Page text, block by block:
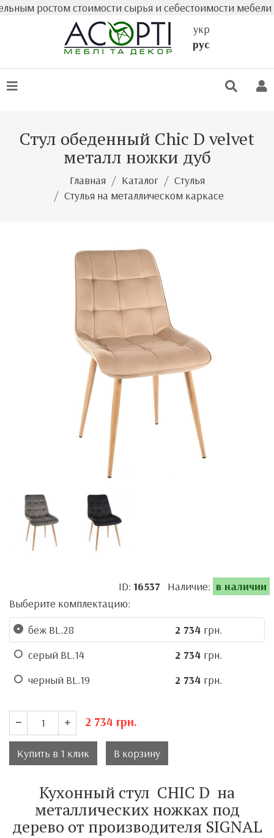
ростом стоимости сырья и себестоимости мебели
укр
рус
Стул обеденный Chic D velvet
металл ножки дуб
Главная Каталог
Стулья
Стулья на металлическом каркасе
ID: 16537 Наличие: в наличии
Выберите комплектацию:
беж BL.28
2 734 грн.
серый BL.14
2 734 грн.
черный BL.19
2 734 грн.
2 734 грн.
Купить в 1 клик В корзину
Кухонный стул CHIC D на
металлических ножках под
дерево от производителя SIGNAL